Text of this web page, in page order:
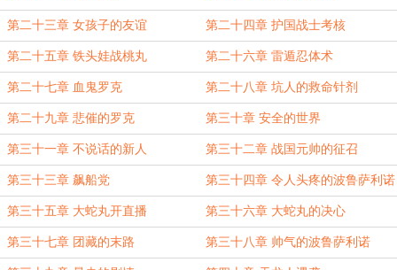
第二十三章 女孩子的友谊 第二十四章 护国战士考核
第二十五章 铁头娃战桃丸 第二十六章 雷遁忍体术
第二十七章 血鬼罗克 第二十八章 坑人的救命针剂
第二十九章 悲催的罗克 第三十章 安全的世界
第三十一章 不说话的新人 第三十二章 战国元帅的征召
第三十三章 飙船党 第三十四章 令人头疼的波鲁萨利诺
第三十五章 大蛇丸开直播 第三十六章 大蛇丸的决心
第三十七章 团藏的末路 第三十八章 帅气的波鲁萨利诺